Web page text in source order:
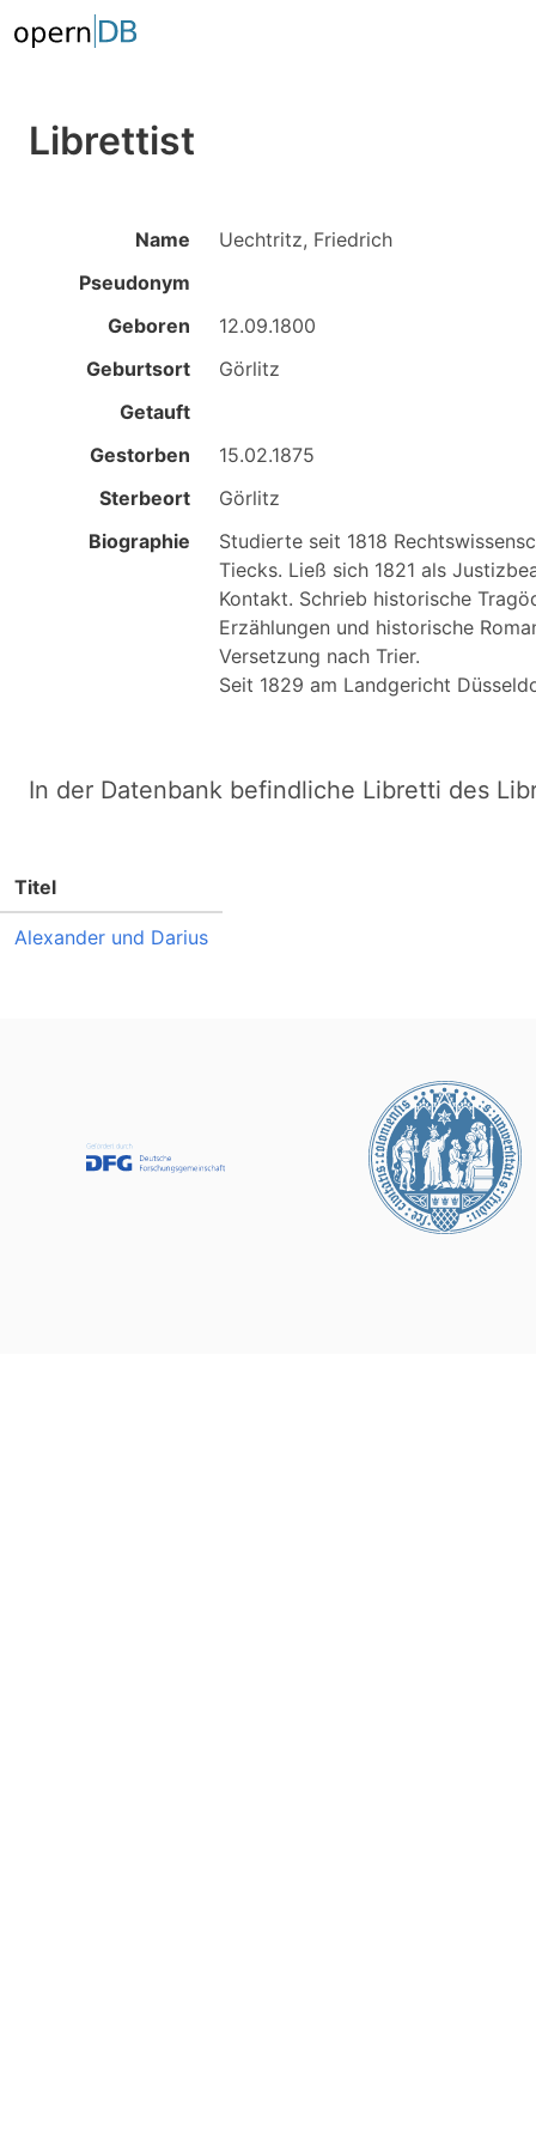
Librettist
Name
Uechtritz, Friedrich
Pseudonym
Geboren
12.09.1800
Geburtsort
Görlitz
Getauft
Gestorben
15.02.1875
Sterbeort
Görlitz
Biographie
Studierte seit 1818
Tiecks. Ließ sich 1821 als
Kontakt. Schrieb historische
Erzählungen und historische
Versetzung nach Trier.
In der Datenbank befindliche Libretti des
Titel
Alexander und Darius